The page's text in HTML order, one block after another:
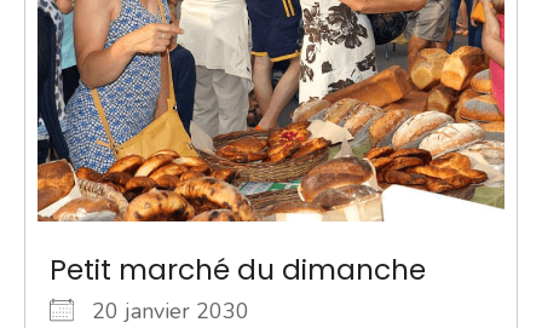
Petit marché du dimanche
20 janvier 2030